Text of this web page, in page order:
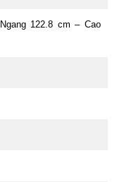
Ngang 122.8 cm – Cao